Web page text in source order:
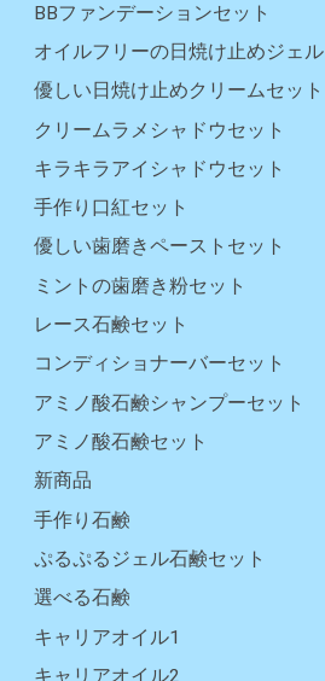
BBファンデーションセット
オイルフリーの日焼け止めジェル
優しい日焼け止めクリームセット
クリームラメシャドウセット
キラキラアイシャドウセット
手作り口紅セット
優しい歯磨きペーストセット
ミントの歯磨き粉セット
レース石鹸セット
コンディショナーバーセット
アミノ酸石鹸シャンプーセット
アミノ酸石鹸セット
新商品
手作り石鹸
ぷるぷるジェル石鹸セット
選べる石鹸
キャリアオイル1
キャリアオイル2